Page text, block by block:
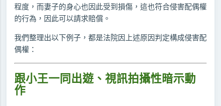
程度，而妻子的身心也因此受到損傷，這也符合侵害配偶權
的行為，因此可以請求賠償。
我們整理出以下例子，都是法院因上述原因判定構成侵害配
偶權：
跟小王一同出遊、視訊拍攝性暗示動
作